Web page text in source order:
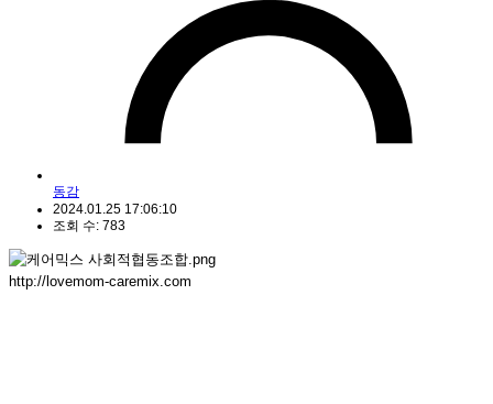
동감
2024.01.25 17:06:10
조회 수: 783
http://lovemom-caremix.com